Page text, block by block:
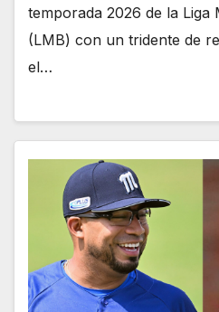
temporada 2026 de la Liga
(LMB) con un tridente de
el…